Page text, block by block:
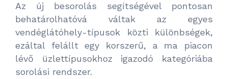
Az új besorolás segítségével pontosan
behatárolhatóvá váltak az egyes
vendéglátóhely-típusok közti különbségek,
ezáltal felállt egy korszerű, a ma piacon
lévő üzlettípusokhoz igazodó kategóriába
sorolási rendszer.